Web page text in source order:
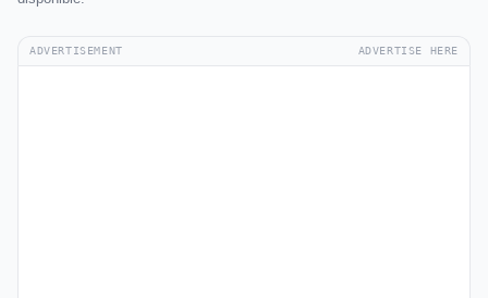
ADVERTISEMENT ADVERTISE HERE